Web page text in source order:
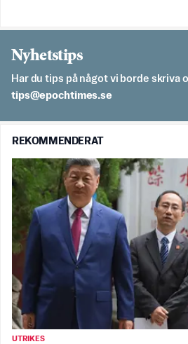
Nyhetstips
Har du tips på något vi borde skriva
es.semithcope@spit
REKOMMENDERAT
UTRIKES